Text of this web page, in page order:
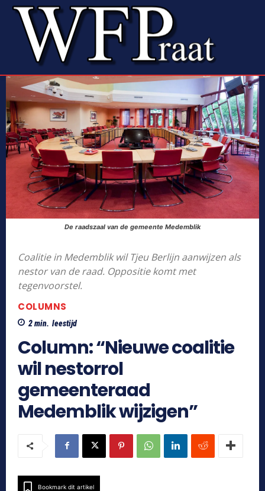
De raadszaal van de gemeente Medemblik
Coalitie in Medemblik wil Tjeu Berlijn aanwijzen als
nestor van de raad. Oppositie komt met
tegenvoorstel.
COLUMNS
2min. leestijd
Column: “Nieuwe coalitie
wil nestorrol
gemeenteraad
Medemblik wijzigen”
Bookmark dit artikel